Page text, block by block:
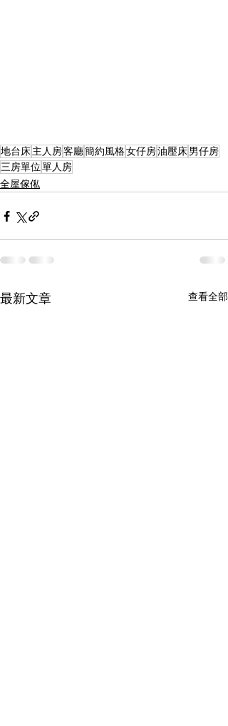
地台床主人房客廳簡約風格女仔房油壓床男仔房
三房單位單人房
全屋傢俬
最新文章 查看全部